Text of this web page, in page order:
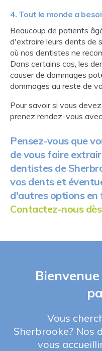
4. Tout le monde a
Beaucoup de patients
d'extraire leurs dents de
où nos dentistes ne
Dans certains cas, les
causer de dommages
dommages au reste de
Pour savoir si vous
prenez rendez-vous
Pensez-vous que
de vous faire
dentistes de
vos dents et
d'autres options en
Contactez-nous
Vous
Sherbrooke? Nos
vous